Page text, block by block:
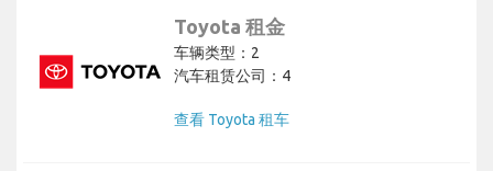
Toyota 租金
车辆类型：2
汽车租赁公司：4
查看 Toyota 租车